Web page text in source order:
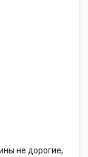
не дорогие,